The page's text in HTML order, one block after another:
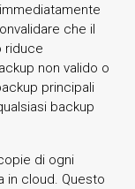
che il
riduce
non valido o
principali
backup
di ogni
in cloud. Questo